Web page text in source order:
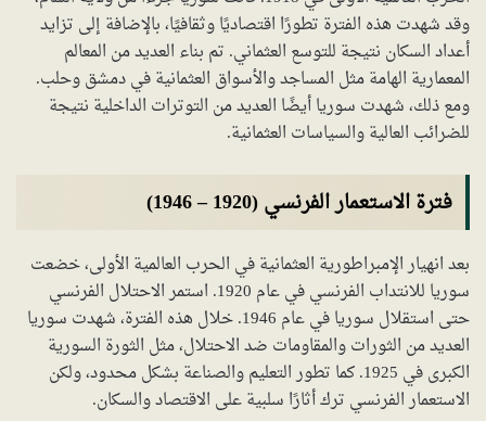
وقد شهدت هذه الفترة تطورًا اقتصاديًا وثقافيًا، بالإضافة إلى تزايد
أعداد السكان نتيجة للتوسع العثماني. تم بناء العديد من المعالم
المعمارية الهامة مثل المساجد والأسواق العثمانية في دمشق وحلب.
ومع ذلك، شهدت سوريا أيضًا العديد من التوترات الداخلية نتيجة
للضرائب العالية والسياسات العثمانية.
فترة الاستعمار الفرنسي (1920 – 1946)
بعد انهيار الإمبراطورية العثمانية في الحرب العالمية الأولى، خضعت
سوريا للانتداب الفرنسي في عام 1920. استمر الاحتلال الفرنسي
حتى استقلال سوريا في عام 1946. خلال هذه الفترة، شهدت سوريا
العديد من الثورات والمقاومات ضد الاحتلال، مثل الثورة السورية
الكبرى في 1925. كما تطور التعليم والصناعة بشكل محدود، ولكن
الاستعمار الفرنسي ترك أثارًا سلبية على الاقتصاد والسكان.